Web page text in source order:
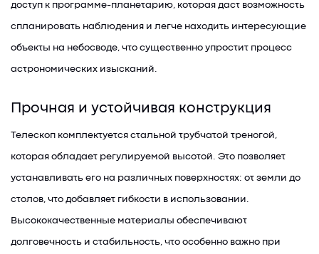
доступ к программе-планетарию, которая даст возможность
спланировать наблюдения и легче находить интересующие
объекты на небосводе, что существенно упростит процесс
астрономических изысканий.
Прочная и устойчивая конструкция
Телескоп комплектуется стальной трубчатой треногой,
которая обладает регулируемой высотой. Это позволяет
устанавливать его на различных поверхностях: от земли до
столов, что добавляет гибкости в использовании.
Высококачественные материалы обеспечивают
долговечность и стабильность, что особенно важно при